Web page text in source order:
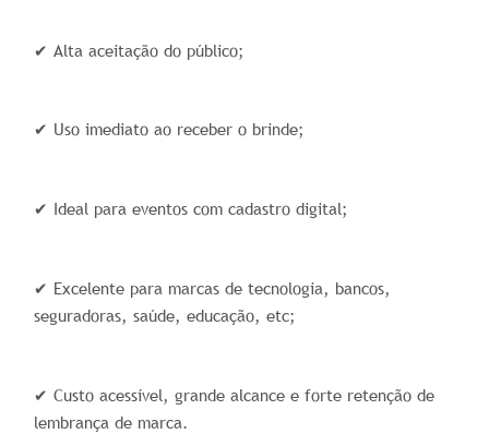
✔ Alta aceitação do público;
✔ Uso imediato ao receber o brinde;
✔ Ideal para eventos com cadastro digital;
✔ Excelente para marcas de tecnologia, bancos,
seguradoras, saúde, educação, etc;
✔ Custo acessível, grande alcance e forte retenção de
lembrança de marca.